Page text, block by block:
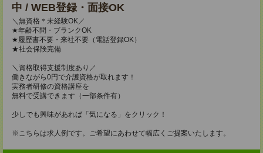
中 / WEB登録・面接OK
＼無資格＊未経験OK／
★年齢不問・ブランクOK
★履歴書不要・来社不要（電話登録OK）
★社会保険完備
＼資格取得支援制度あり／
働きながら0円で介護資格が取れます！
実務者研修の資格講座を
無料で受講できます（一部条件有）
少しでも興味があれば「気になる」をクリック！
※こちらは求人例です。ご希望にあわせて幅広くご提案いたします。